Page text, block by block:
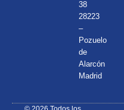
38
28223
–
Pozuelo
de
Alarcón
Madrid